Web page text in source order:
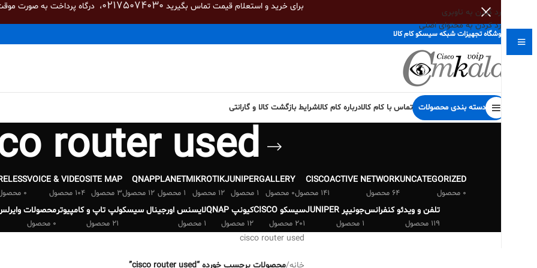
رد کردن به ناوبری
رد کردن به محتوای اصلی
برای خرید و استعلام قیمت تماس بگیرید 02175074030، درگاه پرداخت به صورت
فروشگاه تجهیزات شبکه سیسکو کام کالا
دسته بندی محصولات تماس با کام کالادرباره کام کالاشرایط بازگشت کالا و گارانتی
router used
UNCATEGORIZED
0 محصول
ACTIVE NETWORK
64 محصول
CISCO
141 محصول
GALLERY
0 محصول
JUNIPER
1 محصول
MIKROTIK
12 محصول
PLANET
1 محصول
QNAP
12 محصول
SITE MAP
3 محصول
VOICE & VIDEO
104 محصول 0 محصول
تلفن و ویدئو کنفرانس
119 محصول
جونیپر JUNIPER
1 محصول
سیسکو CISCO
201 محصول
کیونپ QNAP
12 محصول
لایسنس اورجینال سیسکو
1 محصول
لپ تاپ و کامپیوتر
21 محصول
محصولات
0 محصول
cisco router used
خانه/محصولات برچسب خورده “cisco router used”